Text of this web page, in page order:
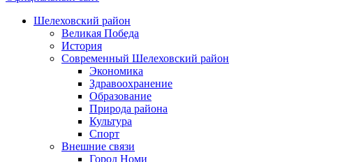
Шелеховский район
Великая Победа
История
Современный Шелеховский район
Экономика
Здравоохранение
Образование
Природа района
Культура
Спорт
Внешние связи
Город Номи